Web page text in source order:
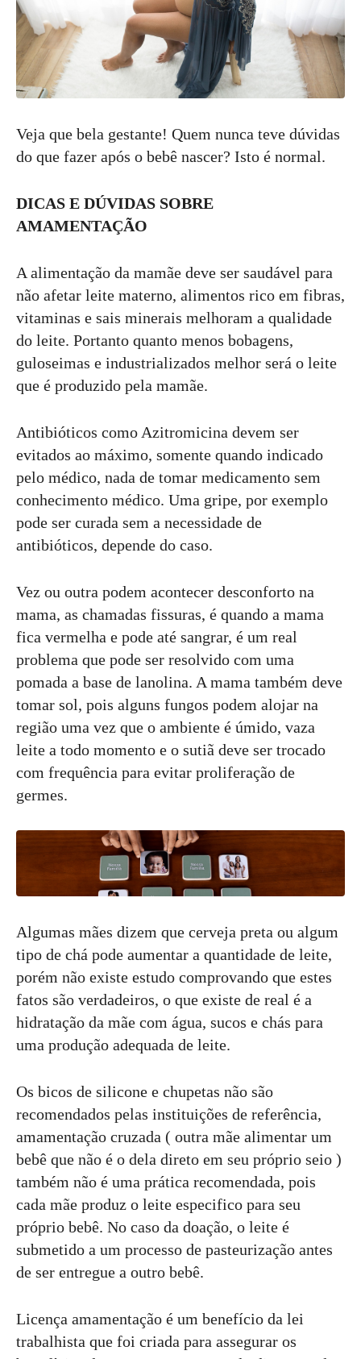
Veja que bela gestante! Quem nunca teve dúvidas
do que fazer após o bebê nascer? Isto é normal.
DICAS E DÚVIDAS SOBRE
AMAMENTAÇÃO
A alimentação da mamãe deve ser saudável para
não afetar leite materno, alimentos rico em fibras,
vitaminas e sais minerais melhoram a qualidade
do leite. Portanto quanto menos bobagens,
guloseimas e industrializados melhor será o leite
que é produzido pela mamãe.
Antibióticos como Azitromicina devem ser
evitados ao máximo, somente quando indicado
pelo médico, nada de tomar medicamento sem
conhecimento médico. Uma gripe, por exemplo
pode ser curada sem a necessidade de
antibióticos, depende do caso.
Vez ou outra podem acontecer desconforto na
mama, as chamadas fissuras, é quando a mama
fica vermelha e pode até sangrar, é um real
problema que pode ser resolvido com uma
pomada a base de lanolina. A mama também deve
tomar sol, pois alguns fungos podem alojar na
região uma vez que o ambiente é úmido, vaza
leite a todo momento e o sutiã deve ser trocado
com frequência para evitar proliferação de
germes.
Algumas mães dizem que cerveja preta ou algum
tipo de chá pode aumentar a quantidade de leite,
porém não existe estudo comprovando que estes
fatos são verdadeiros, o que existe de real é a
hidratação da mãe com água, sucos e chás para
uma produção adequada de leite.
Os bicos de silicone e chupetas não são
recomendados pelas instituições de referência,
amamentação cruzada ( outra mãe alimentar um
bebê que não é o dela direto em seu próprio seio )
também não é uma prática recomendada, pois
cada mãe produz o leite especifico para seu
próprio bebê. No caso da doação, o leite é
submetido a um processo de pasteurização antes
de ser entregue a outro bebê.
Licença amamentação é um benefício da lei
trabalhista que foi criada para assegurar os